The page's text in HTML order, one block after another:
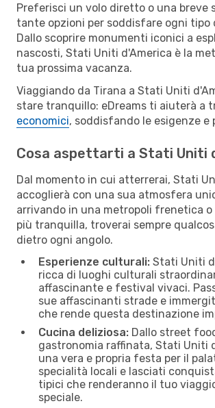
Preferisci un volo diretto o una breve
tante opzioni per soddisfare ogni tipo
Dallo scoprire monumenti iconici a
nascosti, Stati Uniti d'America è la
tua prossima vacanza.
Viaggiando da Tirana a Stati Uniti
stare tranquillo: eDreams ti aiuterà a
economici, soddisfando le esigenze e
Cosa aspettarti a Stati Uniti
Dal momento in cui atterrerai, Stati
accoglierà con una sua atmosfera
arrivando in una metropoli frenetica o
più tranquilla, troverai sempre
dietro ogni angolo.
Esperienze culturali: Stati Uniti
ricca di luoghi culturali
affascinante e festival vivaci.
sue affascinanti strade e
che rende questa destinazione
Cucina deliziosa: Dallo street
gastronomia raffinata, Stati Uniti
una vera e propria festa per il
specialità locali e lasciati
tipici che renderanno il tuo
speciale.